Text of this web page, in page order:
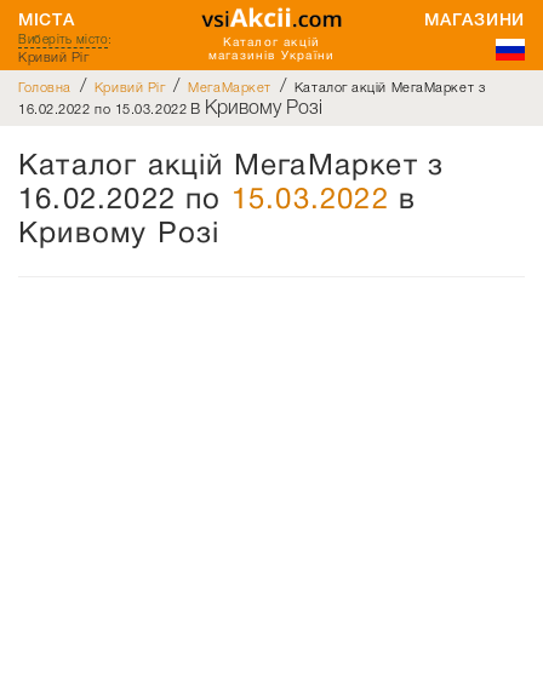
Каталог акцій
магазинів України
МІСТА МАГАЗИНИ
Виберіть місто:
Кривий Ріг
Головна / Кривий Ріг / МегаМаркет / Каталог акцій МегаМаркет з
16.02.2022 по 15.03.2022 в Кривому Розі
Каталог акцій МегаМаркет з
16.02.2022 по 15.03.2022 в
Кривому Розі